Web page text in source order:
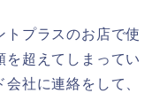
トプラスのお店で使
を超えてしまってい
社に連絡をして、